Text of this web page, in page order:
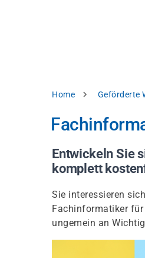
Pfadnavigation
Home Geförderte
Entwickeln Sie
komplett
Sie interessieren
Fachinformatiker für
ungemein an
Datenschutzhinweis